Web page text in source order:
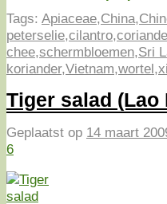
Tags: Apiaceae,China,
peterselie,cilantro,
chee,schermbloemen,Sri
koriander,Vietnam,wortel,
Tiger salad (Lao
Geplaatst op 14 maart
6